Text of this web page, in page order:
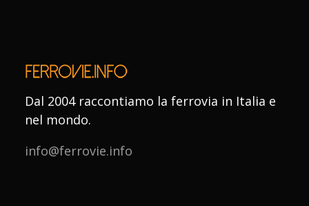
Dal 2004 raccontiamo la ferrovia in Italia e
nel mondo.
info@ferrovie.info